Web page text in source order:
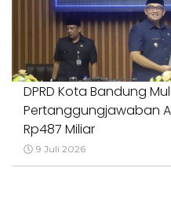
DPRD Kota Bandung
Pertanggungjawaban
Rp487 Miliar
9 Juli 2026